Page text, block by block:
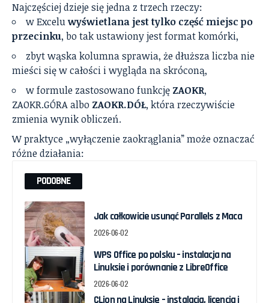
Najczęściej dzieje się jedna z trzech rzeczy:
w Exceluwyświetlana jest tylko część miejsc po
przecinku, bo tak ustawiony jest format komórki,
zbyt wąska kolumna sprawia, że dłuższa liczba nie
mieści się w całości i wygląda na skróconą,
w formule zastosowano funkcję ZAOKR,
ZAOKR.GÓRA albo ZAOKR.DÓŁ, która rzeczywiście
zmienia wynik obliczeń.
W praktyce „wyłączenie zaokrąglania” może oznaczać
różne działania:
PODOBNE
Jak całkowicie usunąć Parallels z Maca
2026-06-02
WPS Office po polsku – instalacja na
Linuksie i porównanie z LibreOffice
2026-06-02
CLion na Linuksie – instalacja, licencja i